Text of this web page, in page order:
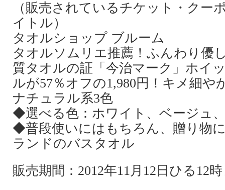
（販売されているチケット・クー
イトル）
タオルショップ ブルーム
タオルソムリエ推薦！ふんわり優
質タオルの証「今治マーク」ホイ
ルが57％オフの1,980円！キメ細
ナチュラル系3色
◆選べる色：ホワイト、ベージュ
◆普段使いにはもちろん、贈り物
ランドのバスタオル
販売期間：2012年11月12日ひる12